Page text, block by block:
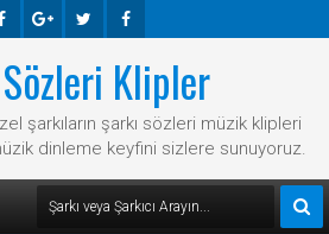
E-
Plus
R Ook
Klipler
şarkıların şarkı sözleri müzik klipleri
dinleme keyfini sizlere sunuyoruz.